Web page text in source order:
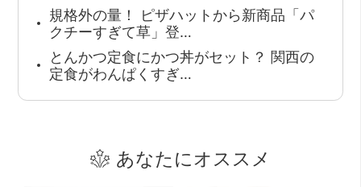
規格外の量！ ピザハットから新商品「パ
クチーすぎて草」登…
とんかつ定食にかつ丼がセット？ 関西の
定食がわんぱくすぎ…
あなたにオススメ